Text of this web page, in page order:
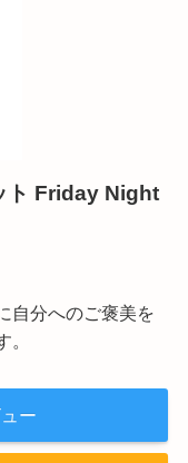
ト Friday Night
自分へのご褒美を
ー